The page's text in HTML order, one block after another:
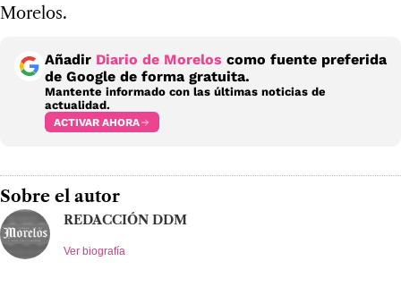
Morelos.
Añadir Diario de Morelos como fuente preferida
de Google de forma gratuita.
Mantente informado con las últimas noticias de
actualidad.
ACTIVAR AHORA
Sobre el autor
REDACCIÓN DDM
Ver biografía